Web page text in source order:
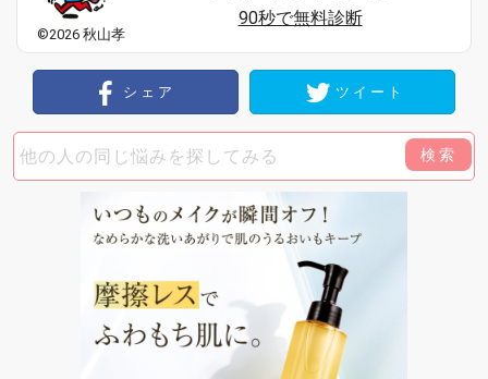
©2026 秋山孝
90秒で無料診断
シェア ツイート
検索